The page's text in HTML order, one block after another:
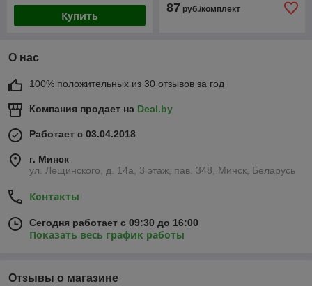
Купить
87 руб./комплект
О нас
100% положительных из 30 отзывов за год
Компания продает на Deal.by
Работает с 03.04.2018
г. Минск
ул. Лещинского, д. 14а, 3 этаж, пав. 348, Минск, Беларусь
Контакты
Сегодня работает с 09:30 до 16:00
Показать весь график работы
Отзывы о магазине